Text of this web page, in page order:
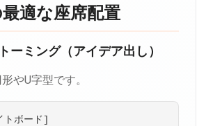
最適な座席配置
ーミング（アイデア出し）
やU字型です。
ボード]